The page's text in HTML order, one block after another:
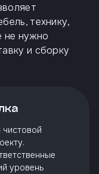
технику,
не нужно
и сборку
уровень